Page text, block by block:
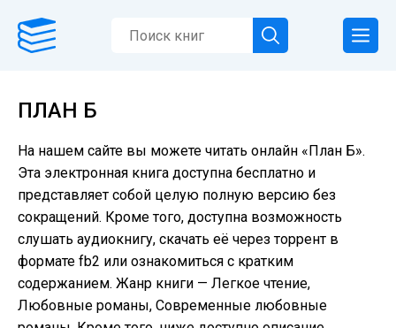
ПЛАН Б
На нашем сайте вы можете читать онлайн «План Б».
Эта электронная книга доступна бесплатно и
представляет собой целую полную версию без
сокращений. Кроме того, доступна возможность
слушать аудиокнигу, скачать её через торрент в
формате fb2 или ознакомиться с кратким
содержанием. Жанр книги — Легкое чтение,
Любовные романы, Современные любовные